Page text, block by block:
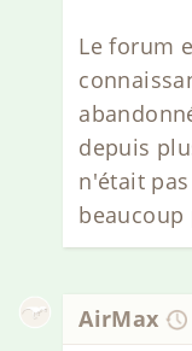
Le forum
depuis
n'était
beaucoup
AirMax